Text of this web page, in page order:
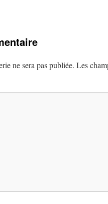
ne sera pas publiée. Les